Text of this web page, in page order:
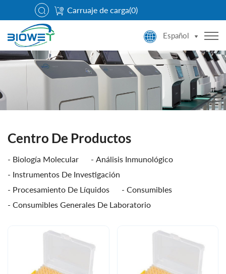
Carruaje de carga(0)
Español
Centro De Productos
Biología Molecular
Análisis Inmunológico
Instrumentos De Investigación
Procesamiento De Líquidos
Consumibles
Consumibles Generales De Laboratorio